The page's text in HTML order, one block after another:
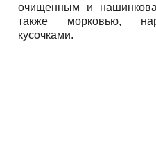
очищенным и
также морковью,
кусочками.